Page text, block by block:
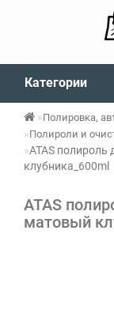
Категории
Полировка,
Полироли и
ATAS полироль
клубника_600ml
ATAS
матовый